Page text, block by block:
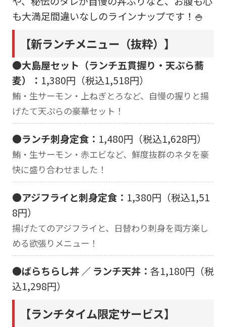
も大満足間違いなしのラインナップです！🍚
【新ランチメニュー（抜粋）】
●大島屋セット（ランチ五貫握り・天ぷら蕎
麦）： 1,380円（税込1,518円）
鮪・生サーモン・上ねぎとろなど、自慢の握りと揚
げたて天ぷらの豪華セット！
●ランチ刺身定食： 1,480円（税込1,628円）
鮪・生サーモン・赤エビなど、鮮度抜群のネタを豪
快に盛り合わせました！
●アジフライと刺身定食： 1,380円（税込1,51
8円）
揚げたてのアジフライと、日替わり刺身を両方楽し
める欲張りメニュー！
●ばらちらし丼 ／ ランチ天丼： 各1,180円（税
込1,298円）
【ランチタイム限定サービス】